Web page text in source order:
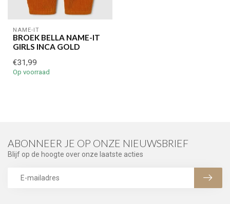
NAME-IT
BROEK BELLA NAME-IT
GIRLS INCA GOLD
€31,99
Op voorraad
ABONNEER JE OP ONZE NIEUWSBRIEF
Blijf op de hoogte over onze laatste acties